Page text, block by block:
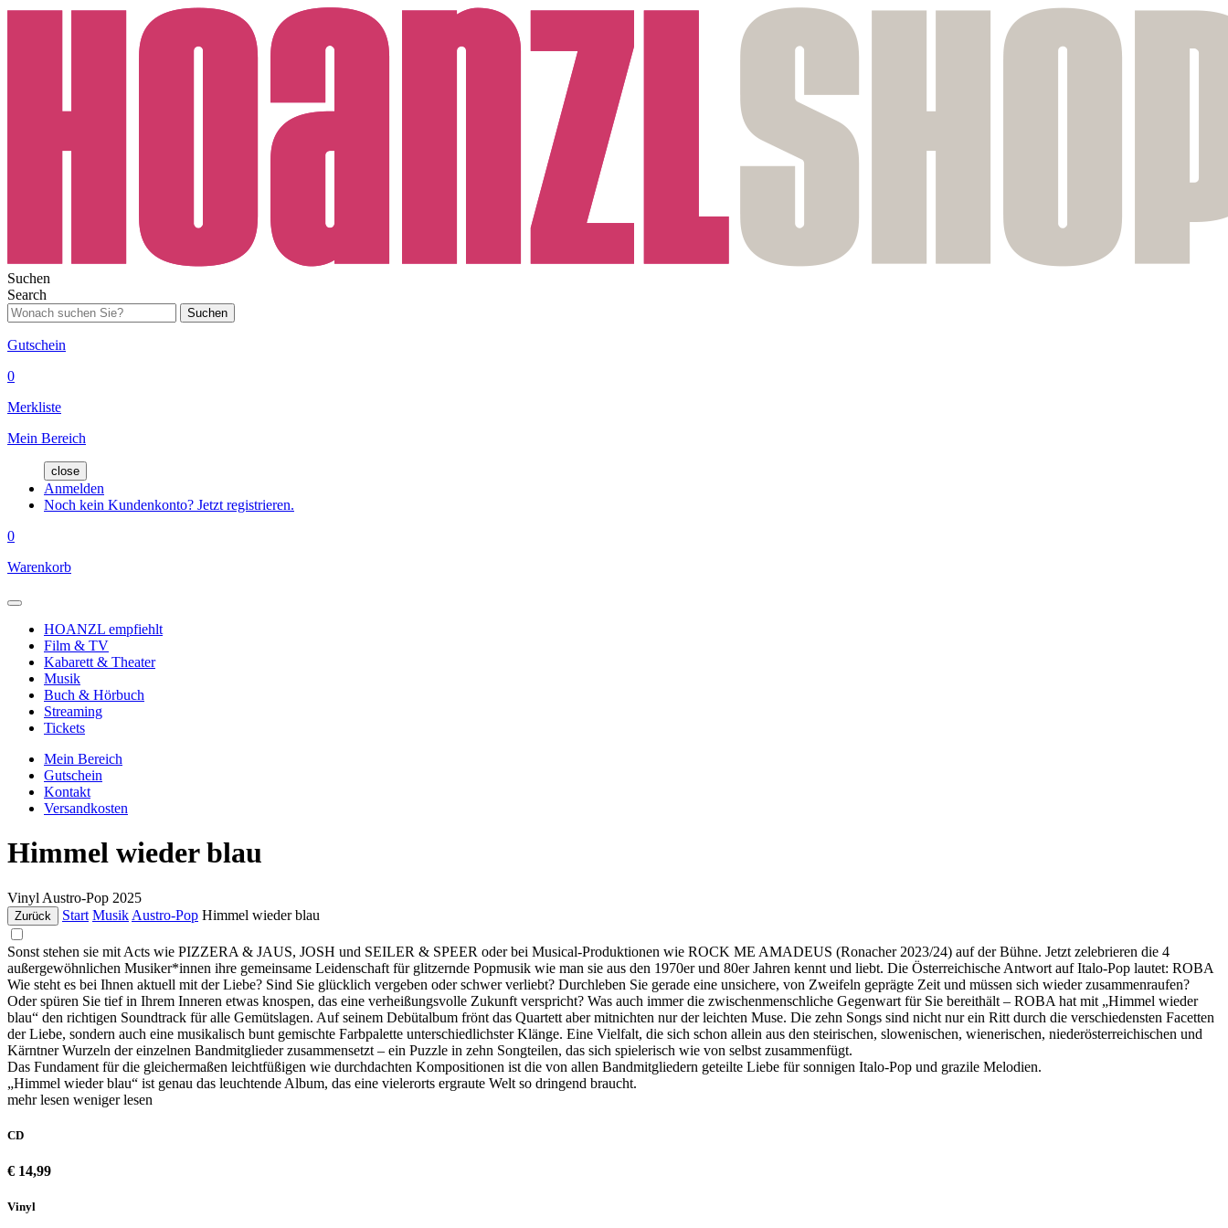
Suchen
Search
Suchen
Gutschein
0
Merkliste
Mein Bereich
close
Anmelden
Noch kein Kundenkonto? Jetzt registrieren.
0
Warenkorb
HOANZL empfiehlt
Film & TV
Kabarett & Theater
Musik
Buch & Hörbuch
Streaming
Tickets
Mein Bereich
Gutschein
Kontakt
Versandkosten
Himmel wieder blau
Vinyl Austro-Pop 2025
Zurück Start Musik Austro-Pop Himmel wieder blau
Sonst stehen sie mit Acts wie PIZZERA & JAUS, JOSH und SEILER & SPEER oder bei Musical-Produktionen wie ROCK ME AMADEUS (Ronacher 2023/24) auf der Bühne. Jetzt zelebrieren die 4
außergewöhnlichen Musiker*innen ihre gemeinsame Leidenschaft für glitzernde Popmusik wie man sie aus den 1970er und 80er Jahren kennt und liebt. Die Österreichische Antwort auf Italo-Pop lautet: ROBA
Wie steht es bei Ihnen aktuell mit der Liebe? Sind Sie glücklich vergeben oder schwer verliebt? Durchleben Sie gerade eine unsichere, von Zweifeln geprägte Zeit und müssen sich wieder zusammenraufen?
Oder spüren Sie tief in Ihrem Inneren etwas knospen, das eine verheißungsvolle Zukunft verspricht? Was auch immer die zwischenmenschliche Gegenwart für Sie bereithält – ROBA hat mit „Himmel wieder
blau“ den richtigen Soundtrack für alle Gemütslagen. Auf seinem Debütalbum frönt das Quartett aber mitnichten nur der leichten Muse. Die zehn Songs sind nicht nur ein Ritt durch die verschiedensten Facetten
der Liebe, sondern auch eine musikalisch bunt gemischte Farbpalette unterschiedlichster Klänge. Eine Vielfalt, die sich schon allein aus den steirischen, slowenischen, wienerischen, niederösterreichischen und
Kärntner Wurzeln der einzelnen Bandmitglieder zusammensetzt – ein Puzzle in zehn Songteilen, das sich spielerisch wie von selbst zusammenfügt.
Das Fundament für die gleichermaßen leichtfüßigen wie durchdachten Kompositionen ist die von allen Bandmitgliedern geteilte Liebe für sonnigen Italo-Pop und grazile Melodien.
„Himmel wieder blau“ ist genau das leuchtende Album, das eine vielerorts ergraute Welt so dringend braucht.
mehr lesen weniger lesen
CD
€ 14,99
Vinyl